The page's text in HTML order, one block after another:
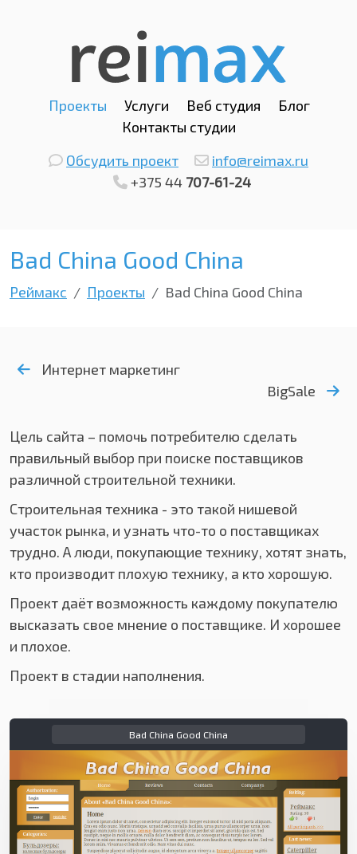
Проекты Услуги Веб студия
Блог
Контакты студии
Обсудить проект
info@reimax.ru
+375 44 707-61-24
Bad China Good China
Реймакс Проекты Bad China Good China
Интернет маркетинг
BigSale
Цель сайта – помочь потребителю сделать
правильный выбор при поиске поставщиков
различной строительной техники.
Строительная техника - это такой нишевой
участок рынка, и узнать что-то о поставщиках
трудно. А люди, покупающие технику, хотят знать,
кто производит плохую технику, а кто хорошую.
Проект даёт возможность каждому покупателю
высказать свое мнение о поставщике. И хорошее
и плохое.
Проект в стадии наполнения.
Bad China Good China